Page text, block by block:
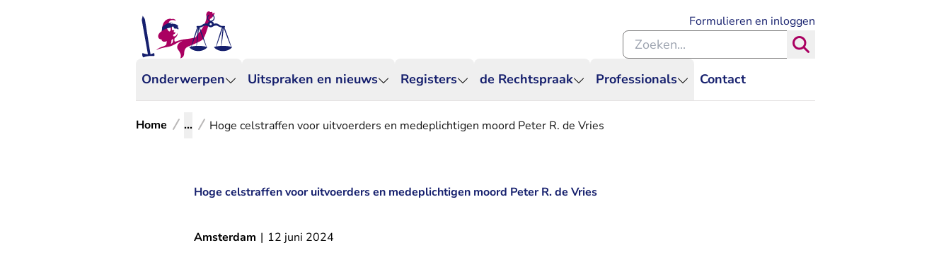
Onderwerpen Uitspraken en nieuws Registers de Rechtspraak Professionals Contact
Formulieren en inloggen
Zoeken binnen de Rechtspraak
Home ... Hoge celstraffen voor uitvoerders en medeplichtigen moord Peter R. de Vries
Hoge celstraffen voor uitvoerders en medeplichtigen moord Peter R. de Vries
Amsterdam | 12 juni 2024